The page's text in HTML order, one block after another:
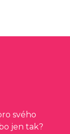
svého
jen tak?